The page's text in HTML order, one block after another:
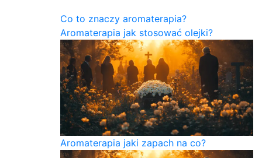
Co to znaczy aromaterapia?
Aromaterapia jak stosować olejki?
Aromaterapia jaki zapach na co?